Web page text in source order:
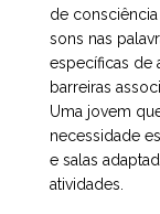
de
sons nas
específicas de
barreiras
Uma jovem
necessidade
e salas
atividades.